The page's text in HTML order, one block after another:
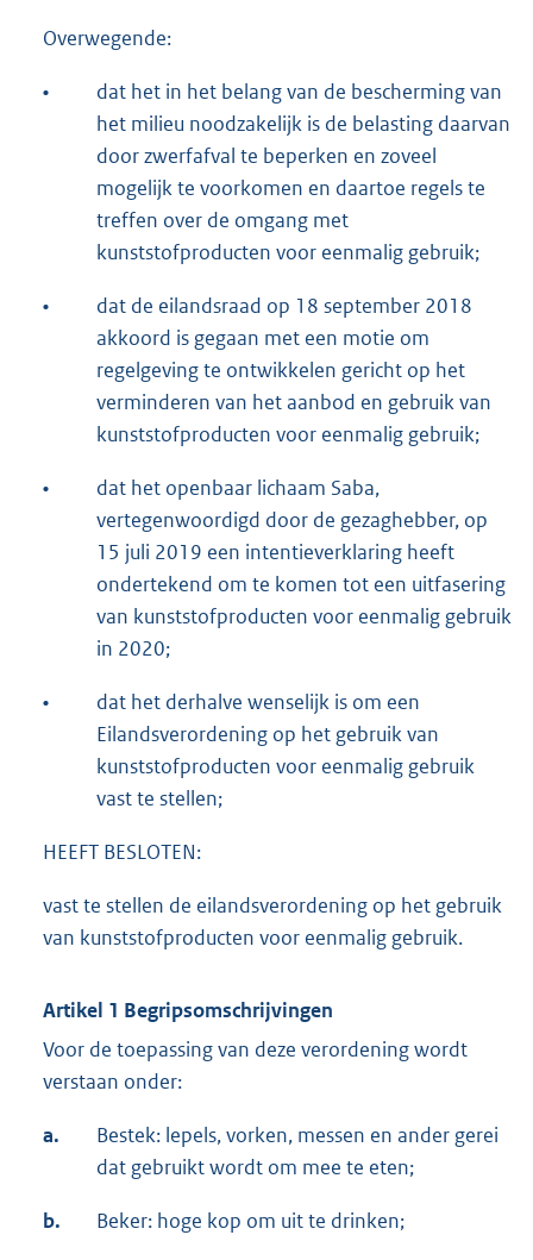
Overwegende:
•
dat het in het belang van de bescherming van
het milieu noodzakelijk is de belasting daarvan
door zwerfafval te beperken en zoveel
mogelijk te voorkomen en daartoe regels te
treffen over de omgang met
kunststofproducten voor eenmalig gebruik;
•
dat de eilandsraad op 18 september 2018
akkoord is gegaan met een motie om
regelgeving te ontwikkelen gericht op het
verminderen van het aanbod en gebruik van
kunststofproducten voor eenmalig gebruik;
•
dat het openbaar lichaam Saba,
vertegenwoordigd door de gezaghebber, op
15 juli 2019 een intentieverklaring heeft
ondertekend om te komen tot een uitfasering
van kunststofproducten voor eenmalig gebruik
in 2020;
•
dat het derhalve wenselijk is om een
Eilandsverordening op het gebruik van
kunststofproducten voor eenmalig gebruik
vast te stellen;
HEEFT BESLOTEN:
vast te stellen de eilandsverordening op het gebruik
van kunststofproducten voor eenmalig gebruik.
Artikel 1 Begripsomschrijvingen
Voor de toepassing van deze verordening wordt
verstaan onder:
a.
Bestek: lepels, vorken, messen en ander gerei
dat gebruikt wordt om mee te eten;
b. Beker: hoge kop om uit te drinken;